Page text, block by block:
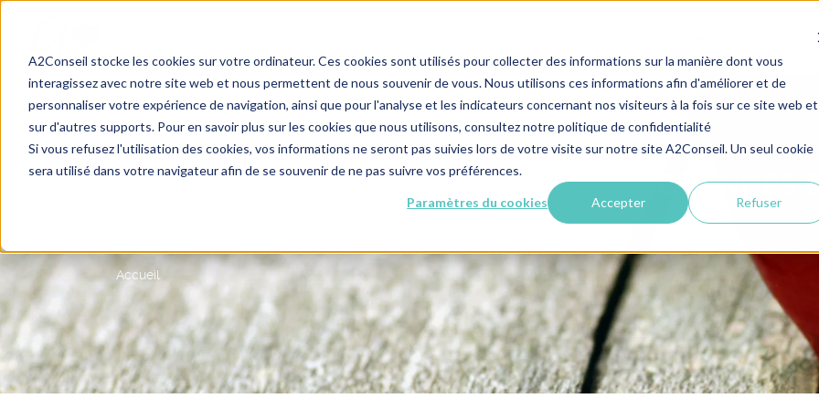
A2Conseil stocke les cookies sur votre ordinateur. Ces cookies sont utilisés pour collecter des informations sur la manière dont vous
interagissez avec notre site web et nous permettent de nous souvenir de vous. Nous utilisons ces informations afin d'améliorer et de
personnaliser votre expérience de navigation, ainsi que pour l'analyse et les indicateurs concernant nos visiteurs à la fois sur ce site web et
sur d'autres supports. Pour en savoir plus sur les cookies que nous utilisons, consultez notre politique de confidentialité
Si vous refusez l'utilisation des cookies, vos informations ne seront pas suivies lors de votre visite sur notre site A2Conseil. Un seul cookie
sera utilisé dans votre navigateur afin de se souvenir de ne pas suivre vos préférences.
Paramètres du cookies Accepter Refuser
QUELLE PHOTO POUR OPTIMISER SES CHANCES
Accueil